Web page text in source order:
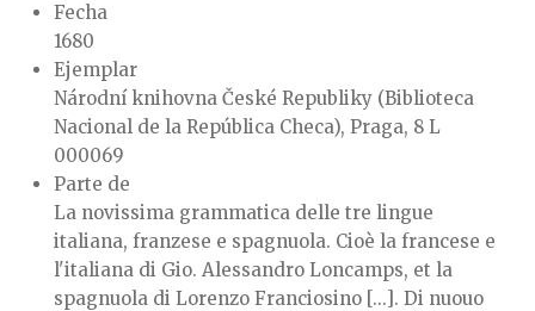
Fecha
1680
Ejemplar
Národní knihovna České Republiky (Biblioteca
Nacional de la República Checa), Praga, 8 L
000069
Parte de
La novissima grammatica delle tre lingue
italiana, franzese e spagnuola. Cioè la francese e
l'italiana di Gio. Alessandro Loncamps, et la
spagnuola di Lorenzo Franciosino [...]. Di nuouo